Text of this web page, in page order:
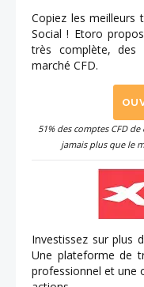
Copiez les meilleurs
Social ! Etoro
très complète, des
marché CFD.
51% des comptes CFD
jamais plus que le
Investissez sur plus
Une plateforme de
professionnel et une